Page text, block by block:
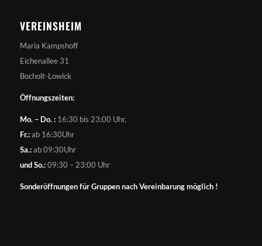
VEREINSHEIM
Maria Kampshoff
Eichenallee 31
Bocholt-Lowick
Öffnungszeiten:
Mo. – Do. :16:30 bis 23:00 Uhr,
Fr.:ab 16:30Uhr
Sa.:ab 09:30Uhr
und So.:09:30 – 23:00 Uhr
Sonderöffnungen für Gruppen nach Vereinbarung möglich !